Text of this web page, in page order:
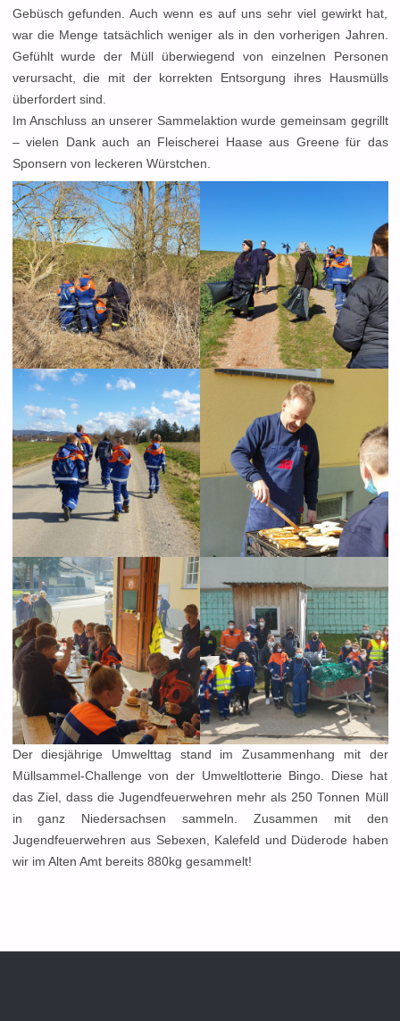
Gebüsch gefunden. Auch wenn es auf uns sehr viel gewirkt hat,
war die Menge tatsächlich weniger als in den vorherigen Jahren.
Gefühlt wurde der Müll überwiegend von einzelnen Personen
verursacht, die mit der korrekten Entsorgung ihres Hausmülls
überfordert sind.
Im Anschluss an unserer Sammelaktion wurde gemeinsam gegrillt
– vielen Dank auch an Fleischerei Haase aus Greene für das
Sponsern von leckeren Würstchen.
Der diesjährige Umwelttag stand im Zusammenhang mit der
Müllsammel-Challenge von der Umweltlotterie Bingo. Diese hat
das Ziel, dass die Jugendfeuerwehren mehr als 250 Tonnen Müll
in ganz Niedersachsen sammeln. Zusammen mit den
Jugendfeuerwehren aus Sebexen, Kalefeld und Düderode haben
wir im Alten Amt bereits 880kg gesammelt!